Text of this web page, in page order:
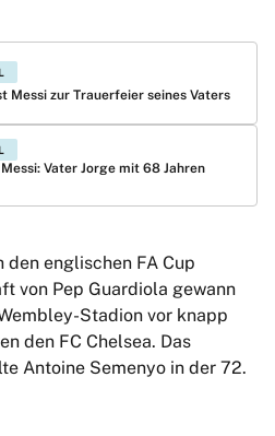
Messi zur Trauerfeier seines Vaters
Vater Jorge mit 68 Jahren
englischen FA Cup
von Pep Guardiola gewann
Stadion vor knapp
den FC Chelsea. Das
Antoine Semenyo in der 72.